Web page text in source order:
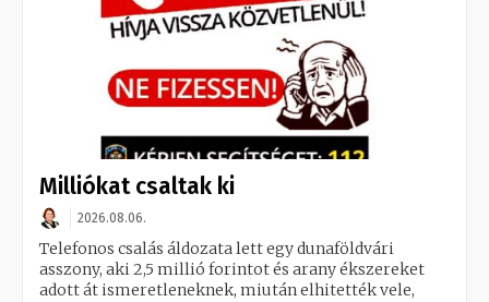
Milliókat csaltak ki
2026.08.06.
Telefonos csalás áldozata lett egy dunaföldvári
asszony, aki 2,5 millió forintot és arany ékszereket
adott át ismeretleneknek, miután elhitették vele,